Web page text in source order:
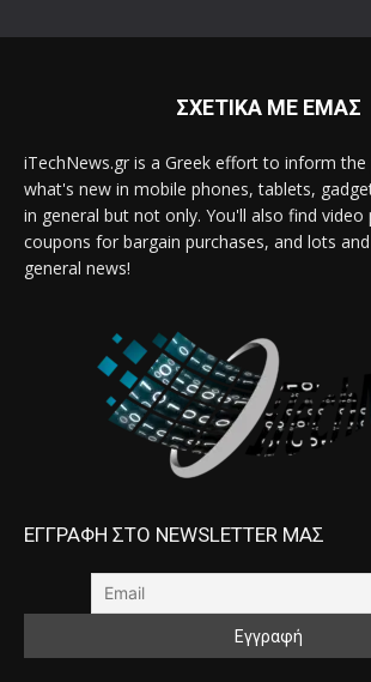
ΣΧΕΤΙΚΑ ΜΕ ΕΜΑΣ
iTechNews.gr is a Greek effort to inform
what's new in mobile phones, tablets,
in general but not only. You'll also find video
coupons for bargain purchases, and lots
general news!
ΕΓΓΡΑΦΗ ΣΤΟ NEWSLETTER ΜΑΣ